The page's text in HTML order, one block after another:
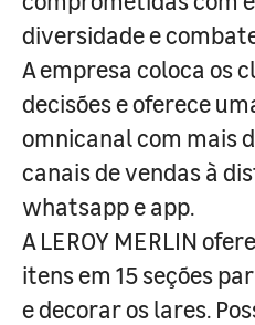
diversidade e
A empresa coloca os
decisões e oferece
omnicanal com mais
canais de vendas à
whatsapp e app.
A LEROY MERLIN
itens em 15 seções
e decorar os lares.